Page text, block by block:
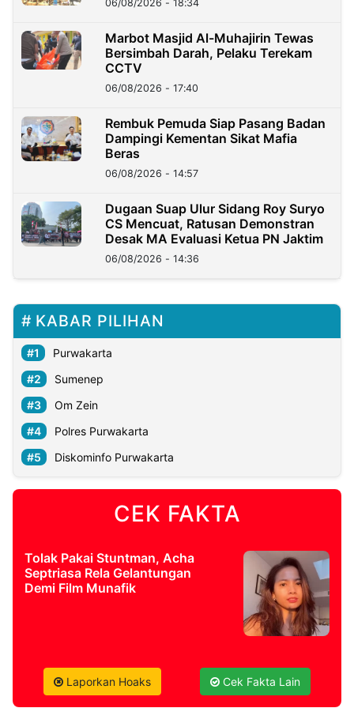
06/08/2026 - 18:34
Marbot Masjid Al-Muhajirin Tewas
Bersimbah Darah, Pelaku Terekam
CCTV
06/08/2026 - 17:40
Rembuk Pemuda Siap Pasang Badan
Dampingi Kementan Sikat Mafia
Beras
06/08/2026 - 14:57
Dugaan Suap Ulur Sidang Roy Suryo
CS Mencuat, Ratusan Demonstran
Desak MA Evaluasi Ketua PN Jaktim
06/08/2026 - 14:36
KABAR PILIHAN
Purwakarta
Sumenep
Om Zein
Polres Purwakarta
Diskominfo Purwakarta
CEK FAKTA
Tolak Pakai Stuntman, Acha
Septriasa Rela Gelantungan
Demi Film Munafik
Laporkan Hoaks Cek Fakta Lain